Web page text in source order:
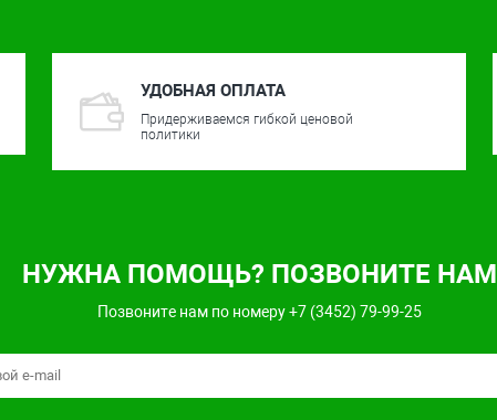
УДОБНАЯ ОПЛАТА
Придерживаемся гибкой ценовой
политики
НУЖНА ПОМОЩЬ? ПОЗВОНИТЕ НАМ
Позвоните нам по номеру +7 (3452) 79-99-25